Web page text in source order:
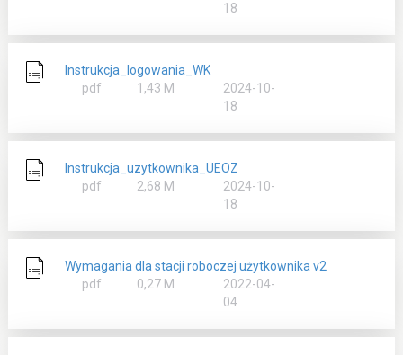
18
Instrukcja_logowania_WK
pdf
rozmiar
1,43 M
2024-10-
18
Instrukcja_uzytkownika_UEOZ
pdf
rozmiar
2,68 M
2024-10-
18
Wymagania dla stacji roboczej użytkownika v2
pdf
rozmiar
0,27 M
2022-04-
04